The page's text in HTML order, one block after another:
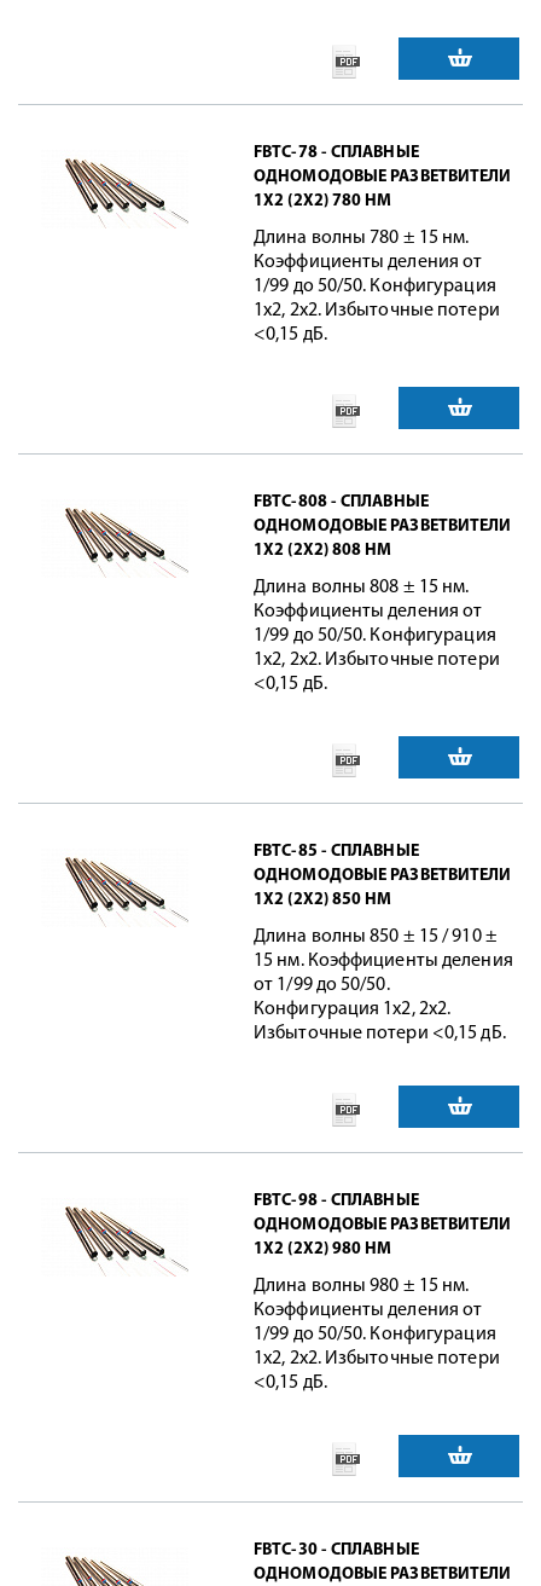
FBTC-78 - СПЛАВНЫЕ
ОДНОМОДОВЫЕ РАЗВЕТВИТЕЛИ
1X2 (2X2) 780 НМ
Длина волны 780 ± 15 нм.
Коэффициенты деления от
1/99 до 50/50. Конфигурация
1x2, 2x2. Избыточные потери
<0,15 дБ.
FBTC-808 - СПЛАВНЫЕ
ОДНОМОДОВЫЕ РАЗВЕТВИТЕЛИ
1X2 (2X2) 808 НМ
Длина волны 808 ± 15 нм.
Коэффициенты деления от
1/99 до 50/50. Конфигурация
1x2, 2x2. Избыточные потери
<0,15 дБ.
FBTC-85 - СПЛАВНЫЕ
ОДНОМОДОВЫЕ РАЗВЕТВИТЕЛИ
1X2 (2X2) 850 НМ
Длина волны 850 ± 15 / 910 ±
15 нм. Коэффициенты деления
от 1/99 до 50/50.
Конфигурация 1x2, 2x2.
Избыточные потери <0,15 дБ.
FBTC-98 - СПЛАВНЫЕ
ОДНОМОДОВЫЕ РАЗВЕТВИТЕЛИ
1X2 (2X2) 980 НМ
Длина волны 980 ± 15 нм.
Коэффициенты деления от
1/99 до 50/50. Конфигурация
1x2, 2x2. Избыточные потери
<0,15 дБ.
FBTC-30 - СПЛАВНЫЕ
ОДНОМОДОВЫЕ РАЗВЕТВИТЕЛИ